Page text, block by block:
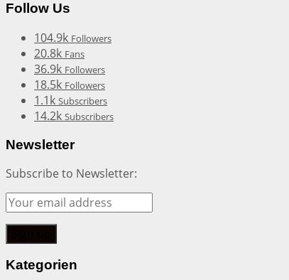
Follow Us
104.9k Followers
20.8k Fans
36.9k Followers
18.5k Followers
1.1k Subscribers
14.2k Subscribers
Newsletter
Subscribe to Newsletter:
Kategorien